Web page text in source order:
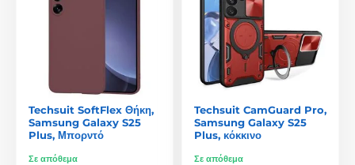
Techsuit SoftFlex Θήκη,
Samsung Galaxy S25
Plus, Μπορντό
Σε απόθεμα
Techsuit CamGuard Pro,
Samsung Galaxy S25
Plus, κόκκινο
Σε απόθεμα